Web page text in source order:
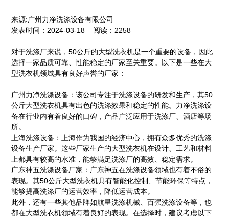
来源:广州力净洗涤设备有限公司
发表时间：2024-03-18 阅读：2258
对于洗涤厂来说，50公斤的大型洗衣机是一个重要的设备，因此
选择一家品质可靠、性能稳定的厂家至关重要。以下是一些在大
型洗衣机领域具有良好声誉的厂家：
广州力净洗涤设备：该公司专注于洗涤设备的研发和生产，其50
公斤大型洗衣机具有出色的洗涤效果和稳定的性能。力净洗涤设
备在行业内有着良好的口碑，产品广泛应用于洗涤厂、酒店等场
所。
上海洗涤设备：上海作为我国的经济中心，拥有众多优秀的洗涤
设备生产厂家。这些厂家生产的大型洗衣机在设计、工艺和材料
上都具有较高的水准，能够满足洗涤厂的高效、稳定需求。
广东神五洗涤设备厂家：广东神五在洗涤设备领域也有着不俗的
表现。其50公斤大型洗衣机具有智能化控制、节能环保等特点，
能够提高洗涤厂的运营效率，降低运营成本。
此外，还有一些其他品牌如航星洗涤机械、百强洗涤设备等，也
都在大型洗衣机领域有着良好的表现。在选择时，建议考虑以下